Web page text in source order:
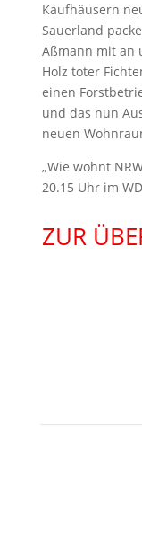
Kaufhäusern
Sauerland
Aßmann mit an
Holz toter
einen
und das nun
neuen
„Wie wohnt
20.15 Uhr im
ZUR